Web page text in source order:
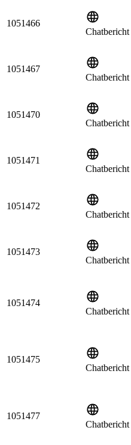
1051466
Chatbericht
1051467
Chatbericht
1051470
Chatbericht
1051471
Chatbericht
1051472
Chatbericht
1051473
Chatbericht
1051474
Chatbericht
1051475
Chatbericht
1051477
Chatbericht